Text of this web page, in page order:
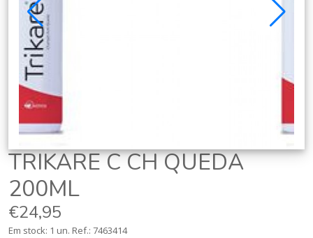
TRIKARE C CH QUEDA
200ML
€24,95
Em stock: 1 un. Ref.: 7463414